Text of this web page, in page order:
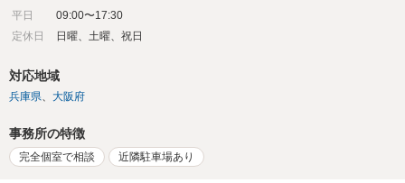
平日
09:00〜17:30
定休日
日曜、土曜、祝日
対応地域
兵庫県 大阪府
事務所の特徴
完全個室で相談 近隣駐車場あり